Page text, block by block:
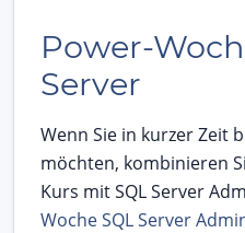
Power-
Server
Wenn Sie in kurzer Zeit
möchten, kombinieren
Kurs mit SQL Server
Woche SQL Server